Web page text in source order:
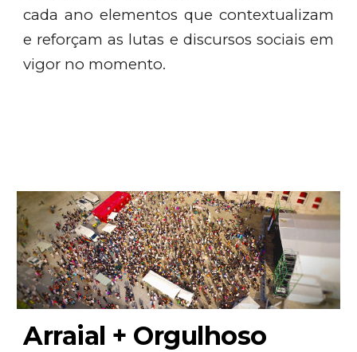
cada ano elementos que contextualizam
e reforçam as lutas e discursos sociais em
vigor no momento.
Arraial + Orgulhoso